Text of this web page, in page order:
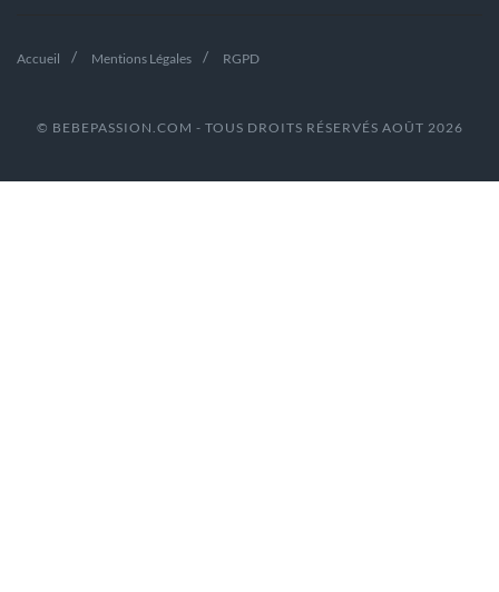
Accueil Mentions Légales RGPD
© BEBEPASSION.COM - TOUS DROITS RÉSERVÉS AOÛT 2026